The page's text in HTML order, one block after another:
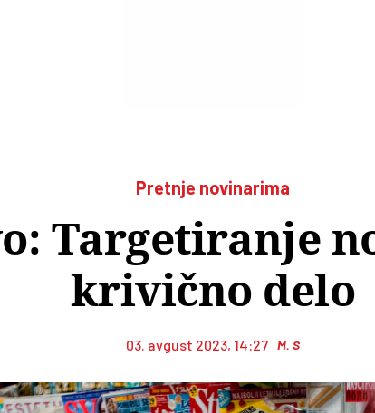
Pretnje novinarima
Targetiranje
krivično delo
03. avgust 2023, 14:27 M. S